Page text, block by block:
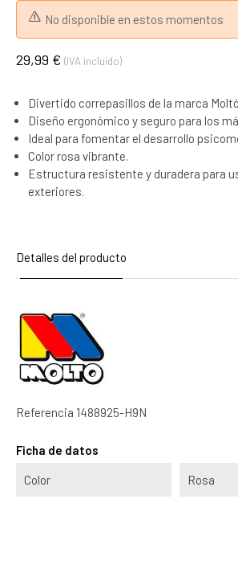
No disponible en estos momentos
29,99 € (IVA incluido)
Divertido correpasillos de la marca
Diseño ergonómico y seguro para los
Ideal para fomentar el desarrollo
Color rosa vibrante.
Estructura resistente y duradera para
exteriores.
Detalles del producto
Referencia 1488925-H9N
Ficha de datos
Color Rosa